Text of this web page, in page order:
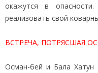
окажутся в
реализовать свой
ВСТРЕЧА, ПОТРЯСШАЯ
Осман-бей и Бала